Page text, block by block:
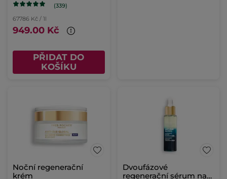
(339)
67786 Kč / 1l
949.00 Kč
PŘIDAT DO
KOŠÍKU
Noční regenerační
krém
Dvoufázové
regenerační sérum na